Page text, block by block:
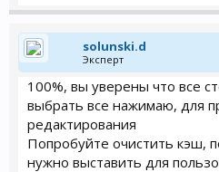
solunski.d
Эксперт
100%, вы уверены что все
выбрать все нажимаю, для
редактирования
Попробуйте очистить кэш,
нужно выставить для